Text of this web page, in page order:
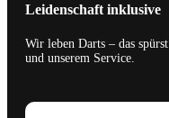
Leidenschaft inklusive
Wir leben Darts – das
und unserem Service.